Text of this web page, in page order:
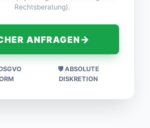
Rechtsberatung).
ANFRAGEN→
🛡️ ABSOLUTE
DISKRETION